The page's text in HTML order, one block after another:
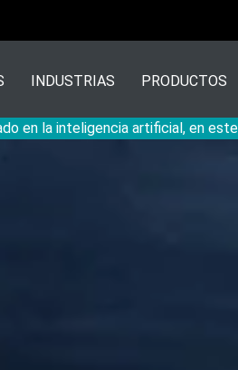
en la inteligencia artificial, en
INDUSTRIAS PRODUCTOS